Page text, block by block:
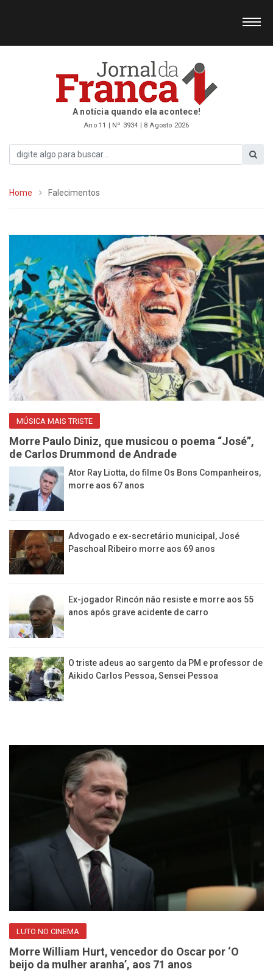
A notícia quando ela acontece!
Ano 11 | Nº 3934 | 8 Agosto 2026
Home Falecimentos
MÚSICA MAIS TRISTE
Morre Paulo Diniz, que musicou o poema “José”,
de Carlos Drummond de Andrade
Ator Ray Liotta, do filme Os Bons Companheiros,
morre aos 67 anos
Advogado e ex-secretário municipal, José
Paschoal Ribeiro morre aos 69 anos
Ex-jogador Rincón não resiste e morre aos 55
anos após grave acidente de carro
O triste adeus ao sargento da PM e professor de
Aikido Carlos Pessoa, Sensei Pessoa
LUTO NO CINEMA
Morre William Hurt, vencedor do Oscar por ‘O
beijo da mulher aranha’, aos 71 anos